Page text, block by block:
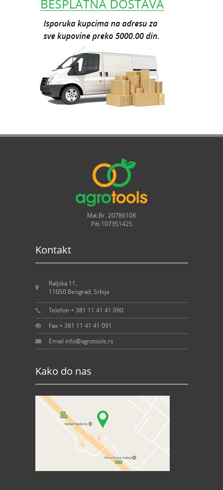
Mat.Br. 20786108
Pib 107351425
Kontakt
Raljska 11,
11050 Beograd, Srbija
Telefon + 381 11 41 41 090
Fax + 381 11 41 41 091
Email info@agrotools.rs
Kako do nas